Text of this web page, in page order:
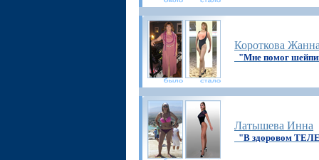
Короткова
"Мне помог
Латышева Инна
"В здоровом